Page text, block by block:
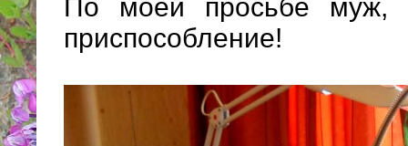
По моей просьбе муж,
приспособление!